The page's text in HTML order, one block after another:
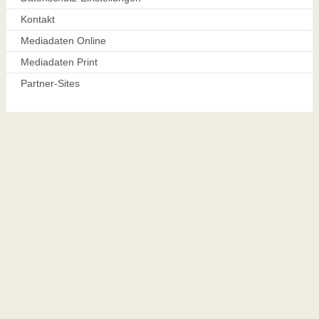
Kontakt
Mediadaten Online
Mediadaten Print
Partner-Sites